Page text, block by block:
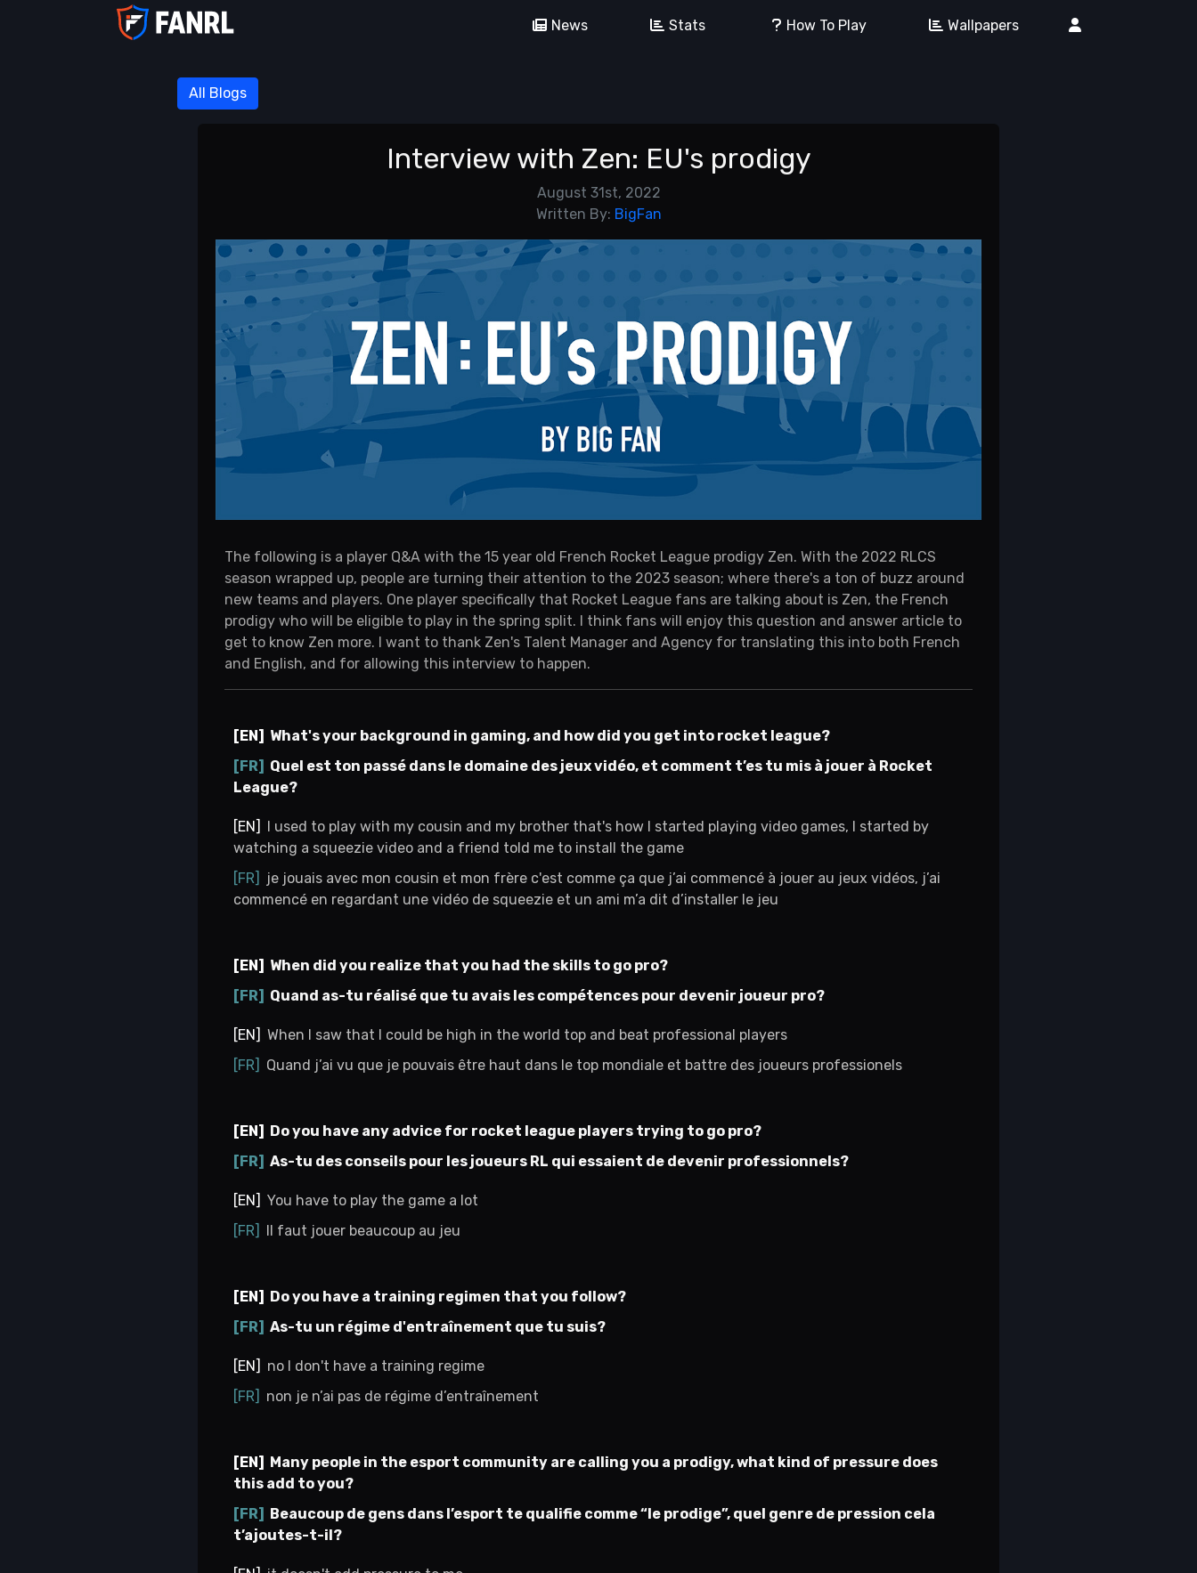
News Stats How To Play Wallpapers
All Blogs
Interview with Zen: EU's prodigy
August 31st, 2022
Written By: BigFan
The following is a player Q&A with the 15 year old French Rocket League prodigy Zen. With the 2022 RLCS
season wrapped up, people are turning their attention to the 2023 season; where there's a ton of buzz around
new teams and players. One player specifically that Rocket League fans are talking about is Zen, the French
prodigy who will be eligible to play in the spring split. I think fans will enjoy this question and answer article to
get to know Zen more. I want to thank Zen's Talent Manager and Agency for translating this into both French
and English, and for allowing this interview to happen.
What's your background in gaming, and how did you get into rocket league?
Quel est ton passé dans le domaine des jeux vidéo, et comment t’es tu mis à jouer à Rocket
League?
I used to play with my cousin and my brother that's how I started playing video games, I started by
watching a squeezie video and a friend told me to install the game
je jouais avec mon cousin et mon frère c'est comme ça que j’ai commencé à jouer au jeux vidéos, j’ai
commencé en regardant une vidéo de squeezie et un ami m’a dit d’installer le jeu
When did you realize that you had the skills to go pro?
Quand as-tu réalisé que tu avais les compétences pour devenir joueur pro?
When I saw that I could be high in the world top and beat professional players
Quand j’ai vu que je pouvais être haut dans le top mondiale et battre des joueurs professionels
Do you have any advice for rocket league players trying to go pro?
As-tu des conseils pour les joueurs RL qui essaient de devenir professionnels?
You have to play the game a lot
Il faut jouer beaucoup au jeu
Do you have a training regimen that you follow?
As-tu un régime d'entraînement que tu suis?
no I don't have a training regime
non je n’ai pas de régime d’entraînement
Many people in the esport community are calling you a prodigy, what kind of pressure does
this add to you?
Beaucoup de gens dans l’esport te qualifie comme “le prodige”, quel genre de pression cela
t’ajoutes-t-il?